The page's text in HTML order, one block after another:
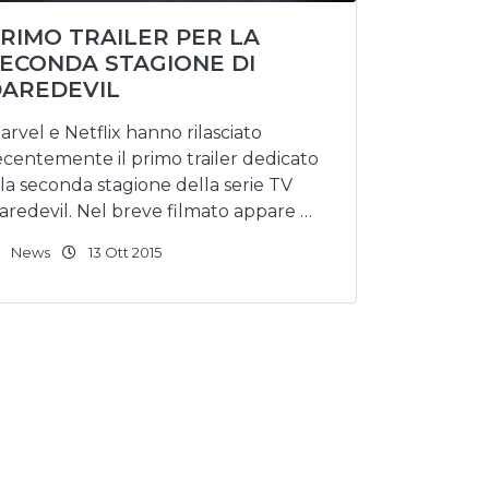
TRAILER PER LA
STAGIONE DI
e Netflix hanno rilasciato
il primo trailer dedicato
seconda stagione della serie TV
Nel breve filmato appare …
News 13 Ott 2015